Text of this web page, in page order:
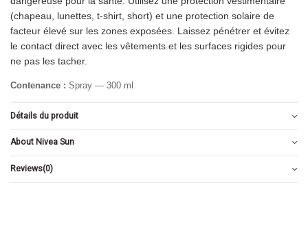
(chapeau, lunettes, t-shirt, short) et une protection solaire de
facteur élevé sur les zones exposées. Laissez pénétrer et évitez
le contact direct avec les vêtements et les surfaces rigides pour
ne pas les tacher.
Contenance : Spray — 300 ml
Détails du produit
About Nivea Sun
Reviews(0)